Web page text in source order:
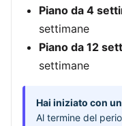
Piano da 4
settimane
Piano da 12
settimane
Hai iniziato con
Al termine del